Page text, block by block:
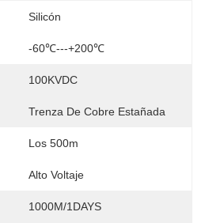
Silicón
-60℃---+200℃
100KVDC
Trenza De Cobre Estañada
Los 500m
Alto Voltaje
1000M/1DAYS